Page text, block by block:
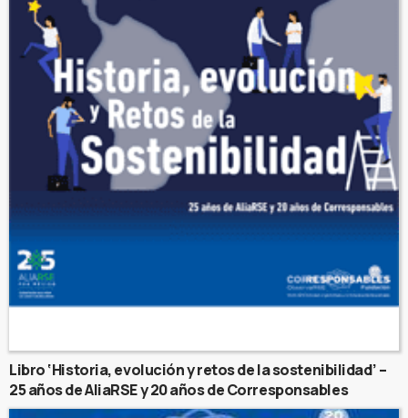
Libro ‘Historia, evolución y retos de la sostenibilidad’ –
25 años de AliaRSE y 20 años de Corresponsables